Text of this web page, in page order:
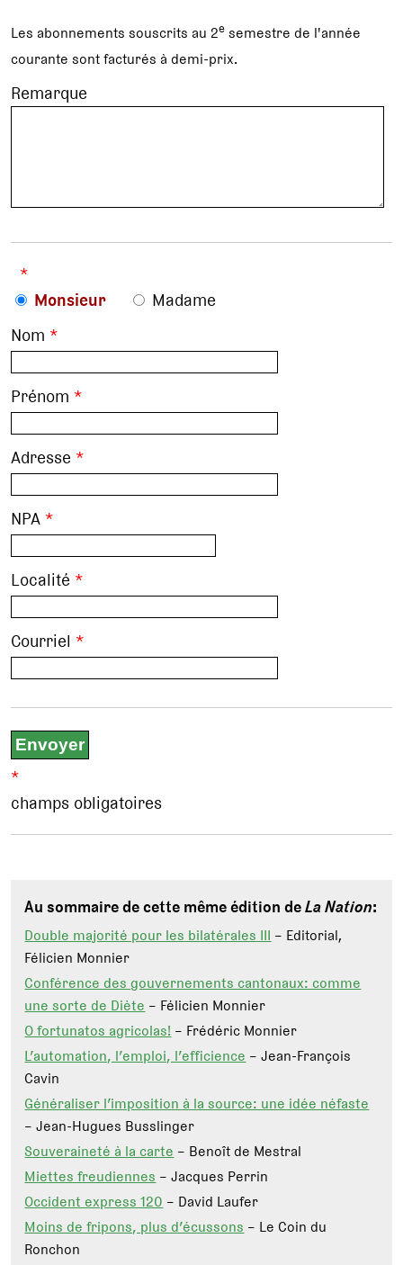
Les abonnements souscrits au 2e semestre de l'année
courante sont facturés à demi-prix.
Remarque
*
Monsieur
Madame
Nom *
Prénom *
Adresse *
NPA *
Localité *
Courriel *
*
champs obligatoires
Au sommaire de cette même édition deLa Nation:
Double majorité pour les bilatérales III– Editorial,
Félicien Monnier
Conférence des gouvernements cantonaux: comme
une sorte de Diète– Félicien Monnier
O fortunatos agricolas!– Frédéric Monnier
L’automation, l’emploi, l’efficience– Jean-François
Cavin
Généraliser l’imposition à la source: une idée néfaste
– Jean-Hugues Busslinger
Souveraineté à la carte– Benoît de Mestral
Miettes freudiennes– Jacques Perrin
Occident express 120– David Laufer
Moins de fripons, plus d’écussons– Le Coin du
Ronchon